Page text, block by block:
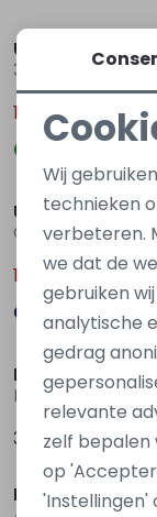
Unlocked
12,50 24,99
Unlocked
Onno Z10608
10,00 19,99
Koko Noko
N58871-37
34,99
Ravagio
Wij
technieken
verbeteren.
we dat de
gebruiken
analytische
gedrag
relevante
zelf bepalen
op
'Instellingen'